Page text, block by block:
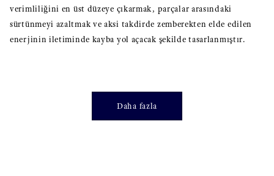
verimliliğini en üst düzeye çıkarmak, parçalar arasındaki
sürtünmeyi azaltmak ve aksi takdirde zemberekten elde edilen
enerjinin iletiminde kayba yol açacak şekilde tasarlanmıştır.
Daha fazla